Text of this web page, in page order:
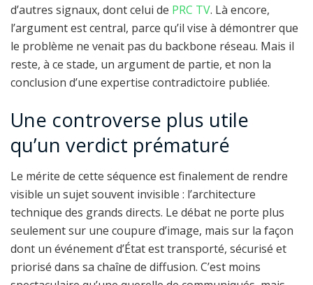
d’autres signaux, dont celui de PRC TV. Là encore,
l’argument est central, parce qu’il vise à démontrer que
le problème ne venait pas du backbone réseau. Mais il
reste, à ce stade, un argument de partie, et non la
conclusion d’une expertise contradictoire publiée.
Une controverse plus utile
qu’un verdict prématuré
Le mérite de cette séquence est finalement de rendre
visible un sujet souvent invisible : l’architecture
technique des grands directs. Le débat ne porte plus
seulement sur une coupure d’image, mais sur la façon
dont un événement d’État est transporté, sécurisé et
priorisé dans sa chaîne de diffusion. C’est moins